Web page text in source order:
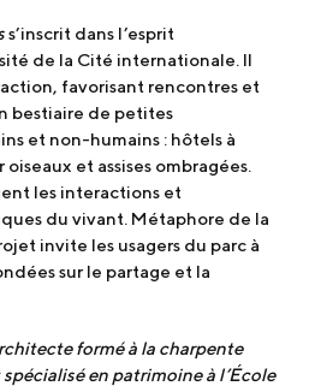
s’inscrit dans l’esprit
de la Cité internationale. Il
favorisant rencontres et
bestiaire de petites
et non-humains : hôtels à
et assises ombragées.
les interactions et
du vivant. Métaphore de la
invite les usagers du parc à
sur le partage et la
formé à la charpente
en patrimoine à l’École